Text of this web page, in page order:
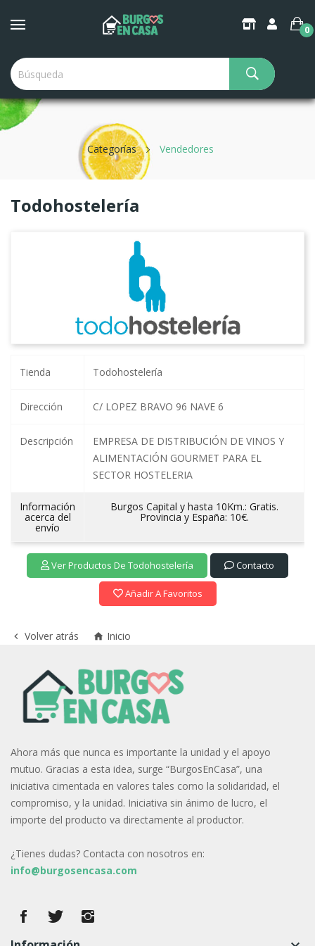
0
Categorías Vendedores
Todohostelería
Tienda Todohostelería
Dirección C/ LOPEZ BRAVO 96 NAVE 6
Descripción
EMPRESA DE DISTRIBUCIÓN DE VINOS Y
ALIMENTACIÓN GOURMET PARA EL
SECTOR HOSTELERIA
Información
acerca del
envío
Burgos Capital y hasta 10Km.: Gratis.
Provincia y España: 10€.
Ver Productos De Todohostelería Contacto
Añadir A Favoritos
 Volver atrás  Inicio
Ahora más que nunca es importante la unidad y el apoyo
mutuo. Gracias a esta idea, surge “BurgosEnCasa”, una
iniciativa cimentada en valores tales como la solidaridad, el
compromiso, y la unidad. Iniciativa sin ánimo de lucro, el
importe del producto va directamente al productor.
¿Tienes dudas? Contacta con nosotros en:
info@burgosencasa.com
Create Wishlist ×
Wishlist name
Cancel